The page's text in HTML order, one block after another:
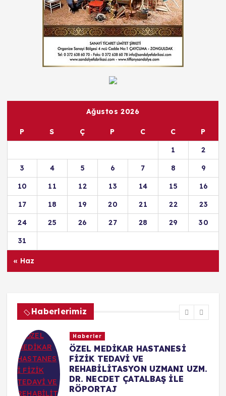
Ağustos 2026
P S Ç P C C
P
1
2
3
4 5 6 7 8
9
10
11 12 13 14 15
16
17
18 19 20 21 22
23
24
25 26 27 28 29
30
31
« Haz
Haberlerimiz
Haberler
ÖZEL MEDİKAR HASTANESİ
FİZİK TEDAVİ VE
REHABİLİTASYON UZMANI UZM.
DR. NECDET ÇATALBAŞ İLE
RÖPORTAJ